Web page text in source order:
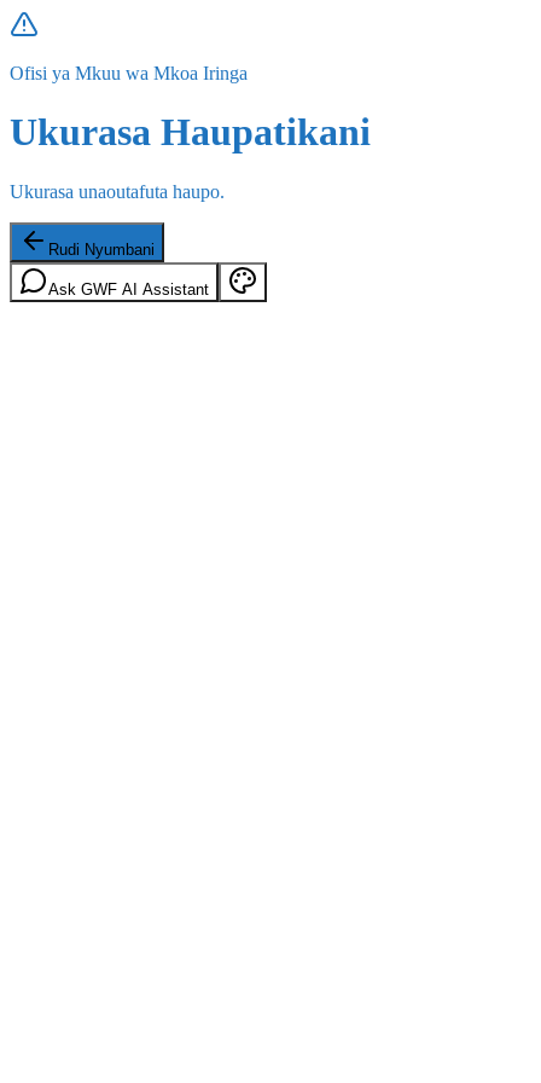
Ofisi ya Mkuu wa Mkoa Iringa
Ukurasa Haupatikani
Ukurasa unaoutafuta haupo.
Rudi Nyumbani
Ask GWF AI Assistant